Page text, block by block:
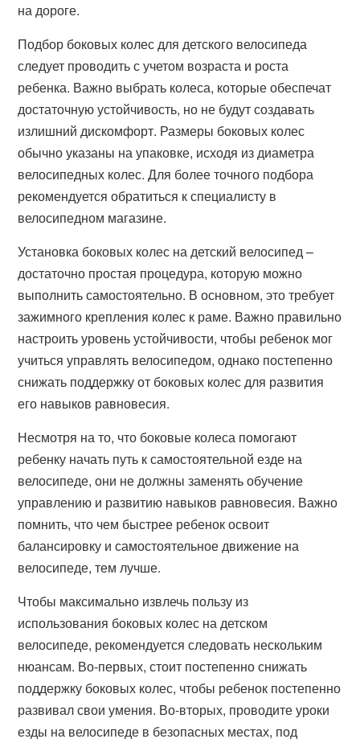
на дороге.
Подбор боковых колес для детского велосипеда
следует проводить с учетом возраста и роста
ребенка. Важно выбрать колеса, которые обеспечат
достаточную устойчивость, но не будут создавать
излишний дискомфорт. Размеры боковых колес
обычно указаны на упаковке, исходя из диаметра
велосипедных колес. Для более точного подбора
рекомендуется обратиться к специалисту в
велосипедном магазине.
Установка боковых колес на детский велосипед –
достаточно простая процедура, которую можно
выполнить самостоятельно. В основном, это требует
зажимного крепления колес к раме. Важно правильно
настроить уровень устойчивости, чтобы ребенок мог
учиться управлять велосипедом, однако постепенно
снижать поддержку от боковых колес для развития
его навыков равновесия.
Несмотря на то, что боковые колеса помогают
ребенку начать путь к самостоятельной езде на
велосипеде, они не должны заменять обучение
управлению и развитию навыков равновесия. Важно
помнить, что чем быстрее ребенок освоит
балансировку и самостоятельное движение на
велосипеде, тем лучше.
Чтобы максимально извлечь пользу из
использования боковых колес на детском
велосипеде, рекомендуется следовать нескольким
нюансам. Во-первых, стоит постепенно снижать
поддержку боковых колес, чтобы ребенок постепенно
развивал свои умения. Во-вторых, проводите уроки
езды на велосипеде в безопасных местах, под